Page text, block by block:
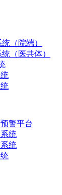
（院端）
（医共体）
警平台
统
统